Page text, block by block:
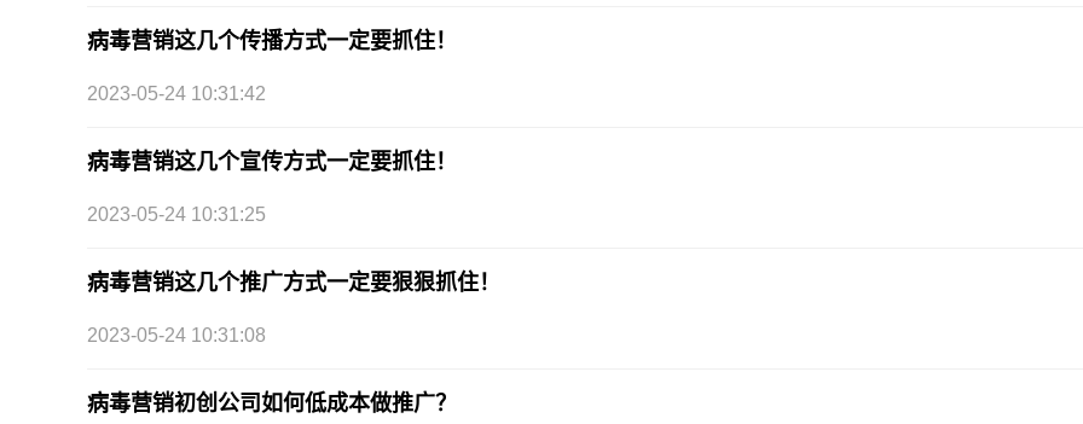
病毒营销这几个传播方式一定要抓住！
2023-05-24 10:31:42
病毒营销这几个宣传方式一定要抓住！
2023-05-24 10:31:25
病毒营销这几个推广方式一定要狠狠抓住！
2023-05-24 10:31:08
病毒营销初创公司如何低成本做推广？